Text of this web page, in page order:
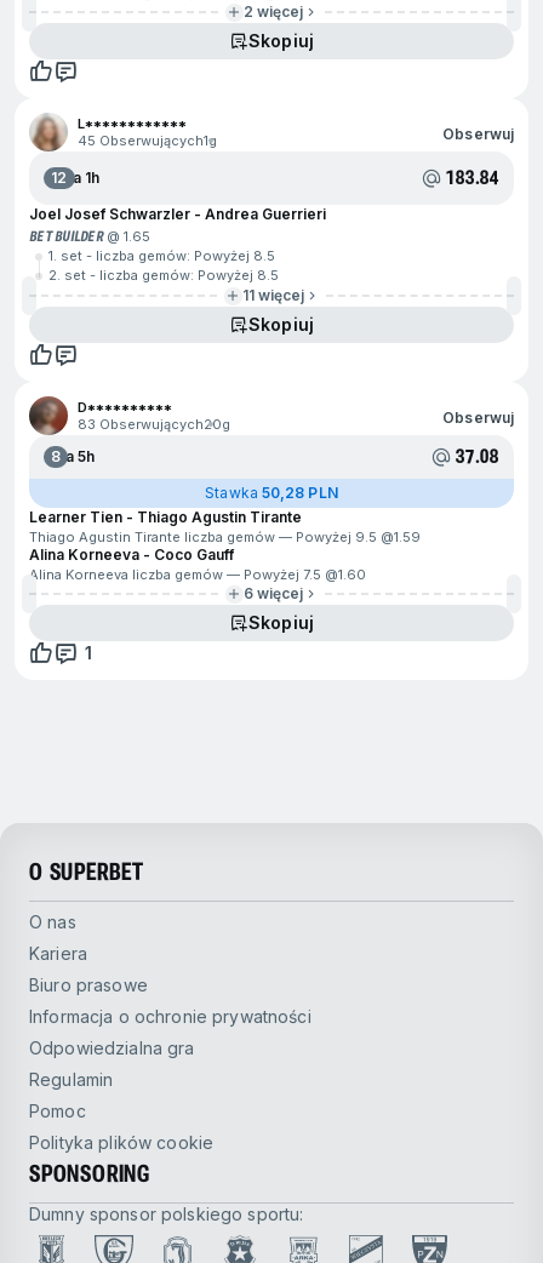
2 więcej
Skopiuj
L************
45 Obserwujących1g Obserwuj
12Za 1h 183.84
Joel Josef Schwarzler - Andrea Guerrieri
BET BUILDER@ 1.65
1. set - liczba gemów: Powyżej 8.5
2. set - liczba gemów: Powyżej 8.5
11 więcej
Skopiuj
D**********
83 Obserwujących20g Obserwuj
8Za 5h 37.08
Stawka 50,28 PLN
Learner Tien - Thiago Agustin Tirante
Thiago Agustin Tirante liczba gemów — Powyżej 9.5 @1.59
Alina Korneeva - Coco Gauff
Alina Korneeva liczba gemów — Powyżej 7.5 @1.60
6 więcej
Skopiuj
1
O SUPERBET
O nas
Kariera
Biuro prasowe
Informacja o ochronie prywatności
Odpowiedzialna gra
Regulamin
Pomoc
Polityka plików cookie
SPONSORING
Dumny sponsor polskiego sportu: